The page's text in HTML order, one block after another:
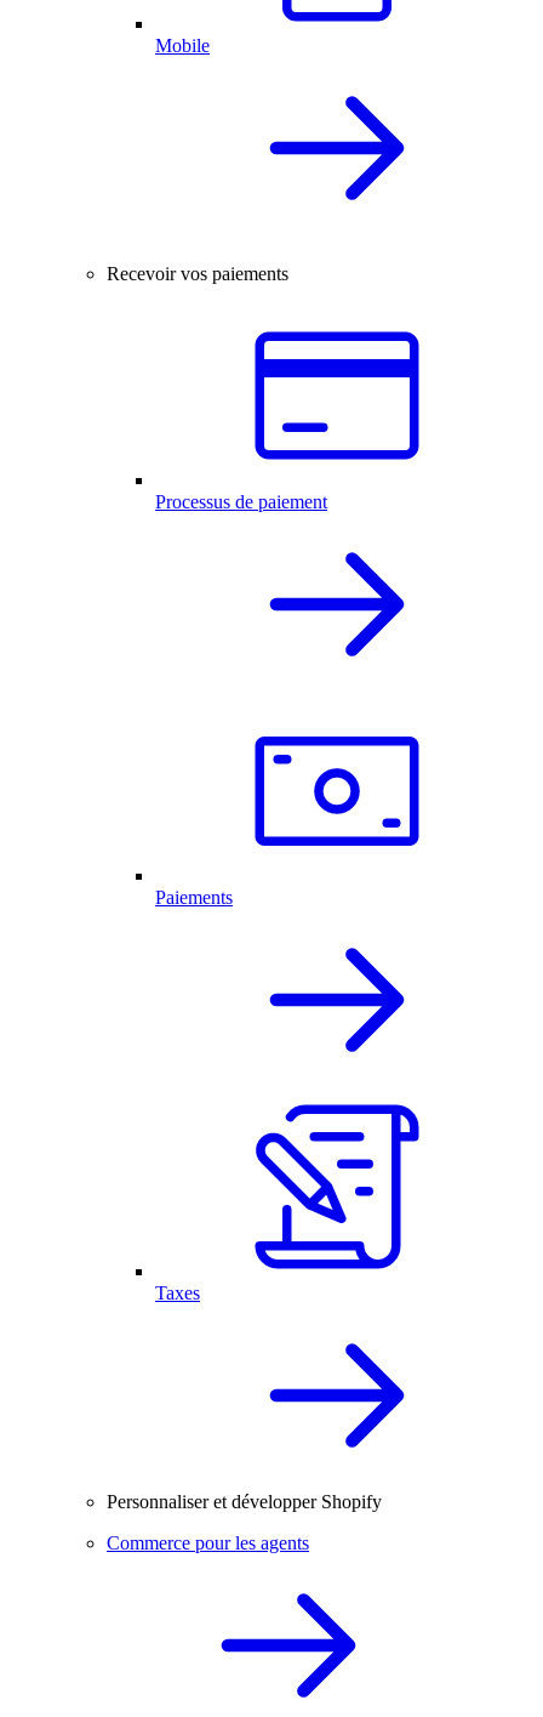
Mobile
Recevoir vos paiements
Processus de paiement
Paiements
Taxes
Personnaliser et développer Shopify
Commerce pour les agents